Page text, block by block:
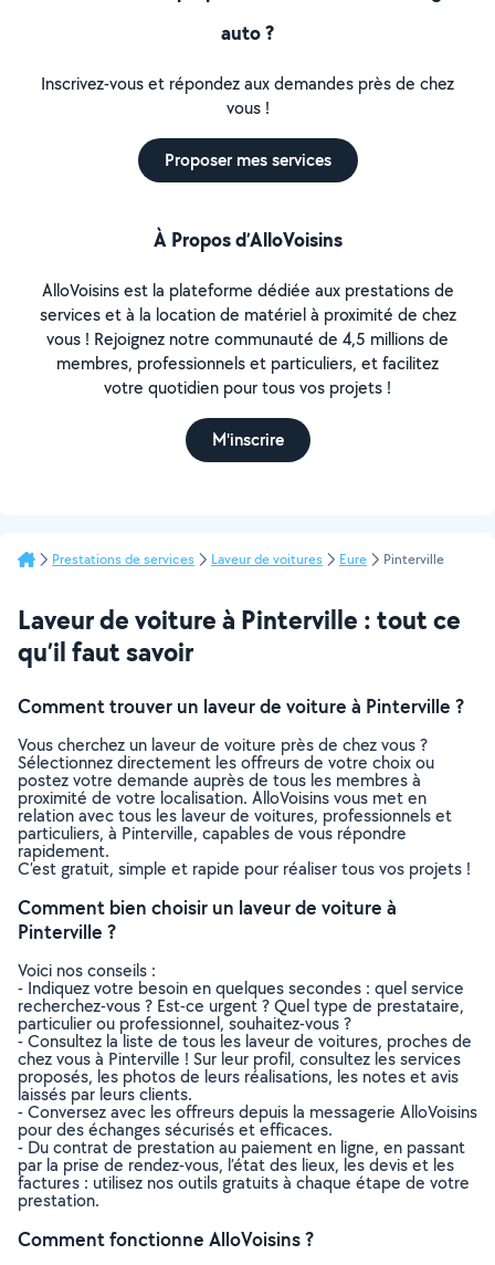
auto ?
Inscrivez-vous et répondez aux demandes près de chez
vous !
Proposer mes services
À Propos d’AlloVoisins
AlloVoisins est la plateforme dédiée aux prestations de
services et à la location de matériel à proximité de chez
vous ! Rejoignez notre communauté de 4,5 millions de
membres, professionnels et particuliers, et facilitez
votre quotidien pour tous vos projets !
M'inscrire
Prestations de services Laveur de voitures Eure Pinterville
Laveur de voiture à Pinterville : tout ce
qu’il faut savoir
Comment trouver un laveur de voiture à Pinterville ?
Vous cherchez un laveur de voiture près de chez vous ?
Sélectionnez directement les offreurs de votre choix ou
postez votre demande auprès de tous les membres à
proximité de votre localisation. AlloVoisins vous met en
relation avec tous les laveur de voitures, professionnels et
particuliers, à Pinterville, capables de vous répondre
rapidement.
C’est gratuit, simple et rapide pour réaliser tous vos projets !
Comment bien choisir un laveur de voiture à
Pinterville ?
Voici nos conseils :
- Indiquez votre besoin en quelques secondes : quel service
recherchez-vous ? Est-ce urgent ? Quel type de prestataire,
particulier ou professionnel, souhaitez-vous ?
- Consultez la liste de tous les laveur de voitures, proches de
chez vous à Pinterville ! Sur leur profil, consultez les services
proposés, les photos de leurs réalisations, les notes et avis
laissés par leurs clients.
- Conversez avec les offreurs depuis la messagerie AlloVoisins
pour des échanges sécurisés et efficaces.
- Du contrat de prestation au paiement en ligne, en passant
par la prise de rendez-vous, l’état des lieux, les devis et les
factures : utilisez nos outils gratuits à chaque étape de votre
prestation.
Comment fonctionne AlloVoisins ?